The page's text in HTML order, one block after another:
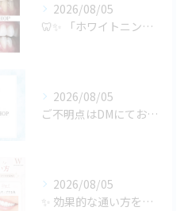
2026/08/05
🦷✨ 「ホワイトニングは若い人がするもの」だと思っていません...
2026/08/05
ご不明点はDMにてお気軽にお問い合わせください✨🩷
2026/08/05
✨ 効果的な通い方をご紹介🦷🤍